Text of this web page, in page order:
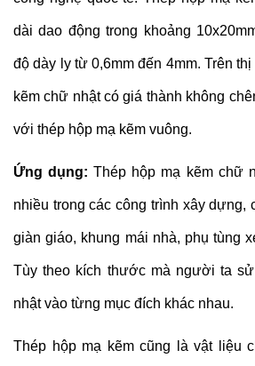
dài dao động trong khoảng
độ dày ly từ 0,6mm đến 4mm. Trên
kẽm chữ nhật có giá thành không
với thép hộp mạ kẽm vuông.
Ứng dụng: Thép hộp mạ kẽm chữ
nhiều trong các công trình xây dựng,
giàn giáo, khung mái nhà, phụ tùng
Tùy theo kích thước mà người ta
nhật vào từng mục đích khác nhau.
Thép hộp mạ kẽm cũng là vật liệu